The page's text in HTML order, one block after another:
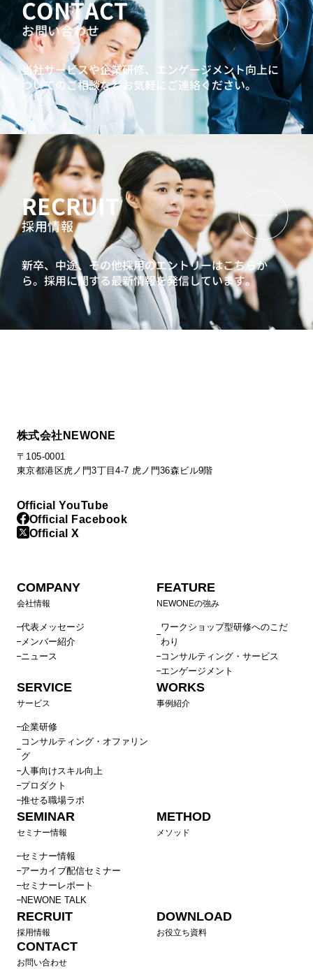
CONTACT
お問い合わせ
当社サービスや企業研修、エンゲージメント向上に
ついてのご相談などお気軽にご連絡ください。
RECRUIT
採用情報
新卒、中途、その他採用のエントリーはこちらか
ら。採用に関する最新情報を発信しています。
株式会社NEWONE
〒105-0001
東京都港区虎ノ門3丁目4-7 虎ノ門36森ビル9階
Official YouTube
Official Facebook
Official X
COMPANY
会社情報
代表メッセージ
メンバー紹介
ニュース
FEATURE
NEWONEの強み
ワークショップ型研修へのこだ
わり
コンサルティング・サービス
エンゲージメント
SERVICE
サービス
企業研修
コンサルティング・オファリン
グ
人事向けスキル向上
プロダクト
推せる職場ラボ
WORKS
事例紹介
SEMINAR
セミナー情報
セミナー情報
アーカイブ配信セミナー
セミナーレポート
NEWONE TALK
METHOD
メソッド
RECRUIT
採用情報
DOWNLOAD
お役立ち資料
CONTACT
お問い合わせ